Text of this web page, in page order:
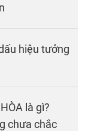
hiệu tưởng
là gì?
chưa chắc